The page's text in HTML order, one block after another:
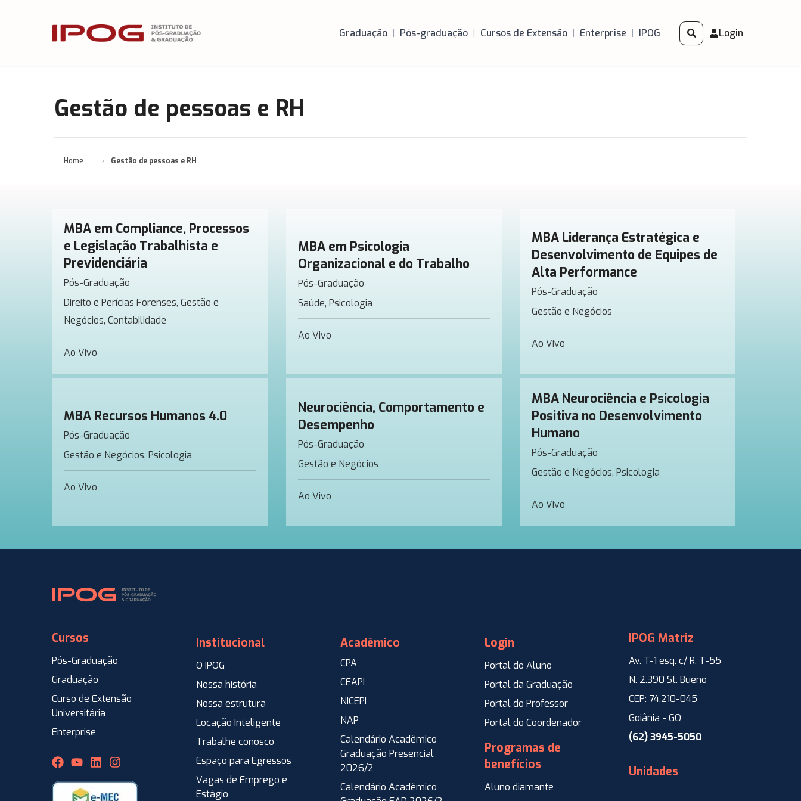
IPOG Graduação | Pós-graduação | Cursos de Extensão | Enterprise | IPOG Login
Gestão de pessoas e RH
Home Gestão de pessoas e RH
MBA em Compliance, Processos
e Legislação Trabalhista e
Previdenciária
Pós-Graduação
Direito e Perícias Forenses, Gestão e
Negócios, Contabilidade
Ao Vivo
MBA em Psicologia
Organizacional e do Trabalho
Pós-Graduação
Saúde, Psicologia
Ao Vivo
MBA Liderança Estratégica e
Desenvolvimento de Equipes de
Alta Performance
Pós-Graduação
Gestão e Negócios
Ao Vivo
MBA Recursos Humanos 4.0
Pós-Graduação
Gestão e Negócios, Psicologia
Ao Vivo
Neurociência, Comportamento e
Desempenho
Pós-Graduação
Gestão e Negócios
Ao Vivo
MBA Neurociência e Psicologia
Positiva no Desenvolvimento
Humano
Pós-Graduação
Gestão e Negócios, Psicologia
Ao Vivo
Cursos
Pós-Graduação
Graduação
Curso de Extensão
Universitária
Enterprise
Institucional
O IPOG
Nossa história
Nossa estrutura
Locação Inteligente
Trabalhe conosco
Espaço para Egressos
Vagas de Emprego e
Estágio
Acadêmico
CPA
CEAPI
NICEPI
NAP
Calendário Acadêmico
Graduação Presencial
2026/2
Calendário Acadêmico
Login
Portal do Aluno
Portal da Graduação
Portal do Professor
Portal do Coordenador
Programas de
benefícios
Aluno diamante
IPOG Matriz
Av. T-1 esq. c/ R. T-55
N. 2.390 St. Bueno
CEP: 74.210-045
Goiânia - GO
(62) 3945-5050
Unidades